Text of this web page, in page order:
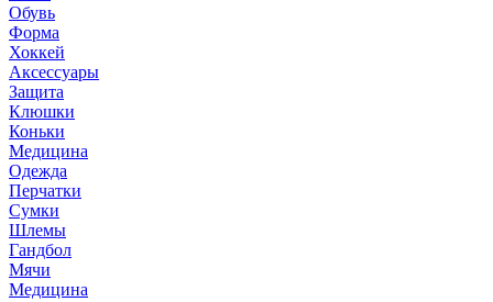
Обувь
Форма
Хоккей
Аксессуары
Защита
Клюшки
Коньки
Медицина
Одежда
Перчатки
Сумки
Шлемы
Гандбол
Мячи
Медицина